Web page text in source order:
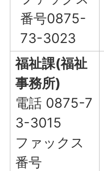
番号0875-
73-3023
福祉課(福祉
事務所)
電話 0875-7
3-3015
ファックス
番号